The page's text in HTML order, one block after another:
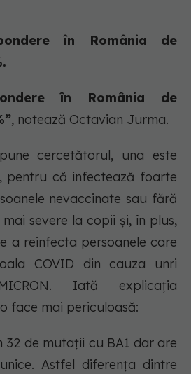
în România de
în România de
, notează Octavian Jurma.
cercetătorul, una este
pentru că infectează foarte
nevaccinate sau fără
severe la copii și, în plus,
a reinfecta persoanele care
COVID din cauza unri
Iată explicația
face mai periculoasă:
32 de mutații cu BA1 dar are
Astfel diferența dintre